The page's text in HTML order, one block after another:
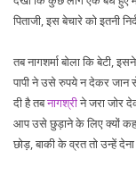
पिताजी, इस बेचारे को इतनी
तब नागशर्मा बोला कि
पापी ने उसे रुपये न देकर जान
दी है तबनागश्रीने जरा जोर
आप उसे छुड़ाने के लिए क्यों कहते
छोड़, बाकी के व्रत तो उन्हें देना